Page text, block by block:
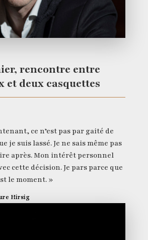
rencontre entre
et deux casquettes
ce n’est pas par gaité de
je suis lassé. Je ne sais même pas
après. Mon intérêt personnel
cette décision. Je pars parce que
le moment. »
Hirsig